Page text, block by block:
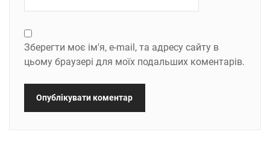
Зберегти моє ім'я, e-mail, та адресу сайту в
цьому браузері для моїх подальших коментарів.